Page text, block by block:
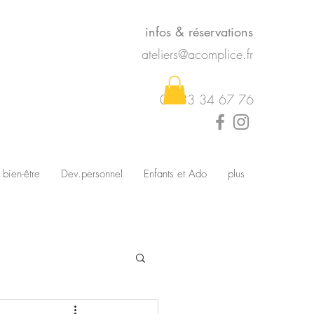
infos & réservations
ateliers@acomplice.fr
07 83 34 67 76
être Dev.personnel Enfants et Ado plus